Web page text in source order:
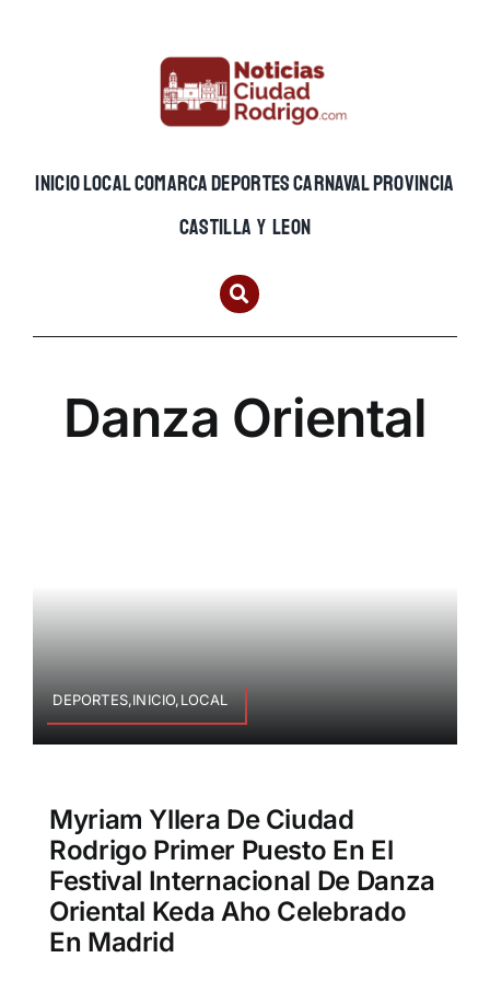
INICIOLOCALCOMARCADEPORTESCARNAVALPROVINCIA
CASTILLA Y LEON
Danza Oriental
DEPORTES,INICIO,LOCAL
Myriam Yllera De Ciudad
Rodrigo Primer Puesto En El
Festival Internacional De Danza
Oriental Keda Aho Celebrado
En Madrid